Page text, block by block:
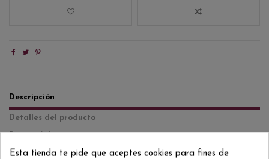
Descripción
Detalles del producto
Reviews(0)
Esta tienda te pide que aceptes cookies para fines de